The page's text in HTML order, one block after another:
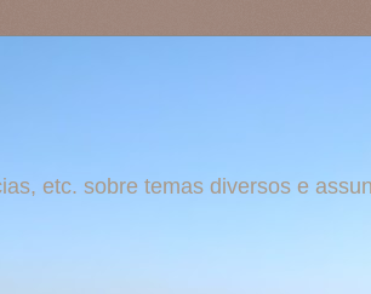
etc. sobre temas diversos e